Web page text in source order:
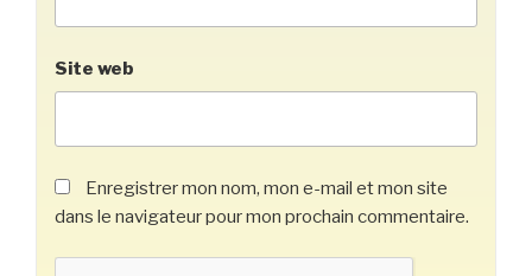
Site web
Enregistrer mon nom, mon e-mail et mon site
dans le navigateur pour mon prochain commentaire.